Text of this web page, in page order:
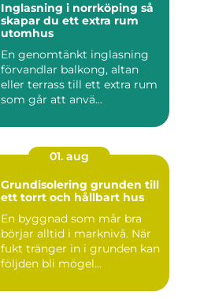
Inglasning i norrköping så
skapar du ett extra rum
utomhus
En genomtänkt inglasning
förvandlar balkong, altan
eller terrass till ett extra rum
som går att anvä...
01. aug
Grundisolering grunden till
ett torrt och hållbart hus
En byggnad som mår bra
börjar alltid i marknivå. När
fukt tränger in i grunden kan
följden bli mögel...